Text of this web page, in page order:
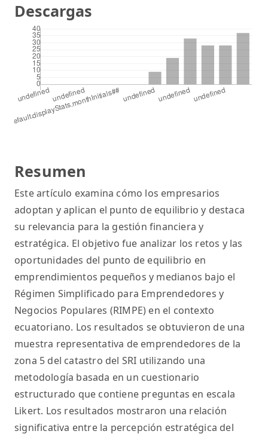
Resumen
Este artículo examina cómo los empresarios
adoptan y aplican el punto de equilibrio y destaca
su relevancia para la gestión financiera y
estratégica. El objetivo fue analizar los retos y las
oportunidades del punto de equilibrio en
emprendimientos pequeños y medianos bajo el
Régimen Simplificado para Emprendedores y
Negocios Populares (RIMPE) en el contexto
ecuatoriano. Los resultados se obtuvieron de una
muestra representativa de emprendedores de la
zona 5 del catastro del SRI utilizando una
metodología basada en un cuestionario
estructurado que contiene preguntas en escala
Likert. Los resultados mostraron una relación
significativa entre la percepción estratégica del
Descargas